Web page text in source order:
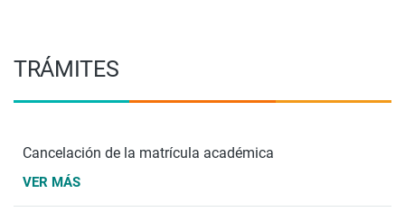
TRÁMITES
Cancelación de la matrícula académica
VER MÁS